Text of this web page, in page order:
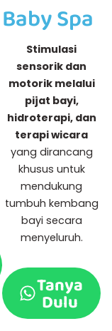
Baby Spa
Stimulasi
sensorik dan
motorik melalui
pijat bayi,
hidroterapi, dan
terapi wicara
yang dirancang
khusus untuk
mendukung
tumbuh kembang
bayi secara
menyeluruh.
Tanya
Dulu